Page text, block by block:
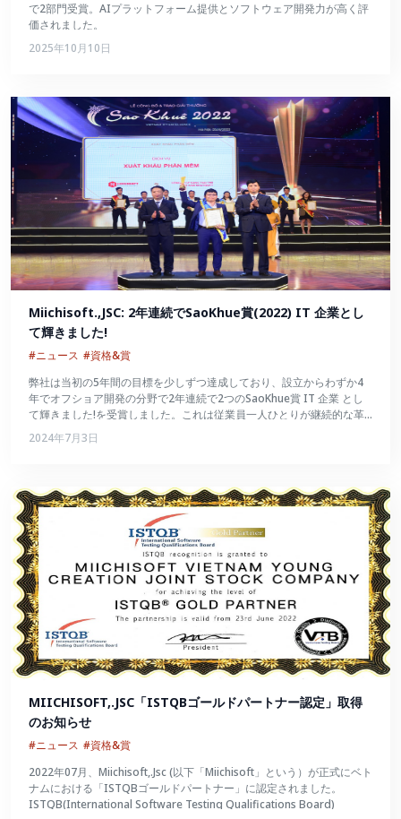
で2部門受賞。AIプラットフォーム提供とソフトウェア開発力が高く評
価されました。
2025年10月10日
Miichisoft.,JSC: 2年連続でSaoKhue賞(2022) IT 企業とし
て輝きました!
#ニュース #資格&賞
弊社は当初の5年間の目標を少しずつ達成しており、設立からわずか4
年でオフショア開発の分野で2年連続で2つのSaoKhue賞 IT 企業 とし
て輝きました!を受賞しました。これは従業員一人ひとりが継続的な革
新を続け、数々の試練を切り抜けて大きく成長したことの証でもあるで
しょう。
2024年7月3日
MIICHISOFT,.JSC「ISTQBゴールドパートナー認定」取得
のお知らせ
#ニュース #資格&賞
2022年07月、Miichisoft,.Jsc (以下「Miichisoft」という）が正式にベト
ナムにおける「ISTQBゴールドパートナー」に認定されました。
ISTQB(International Software Testing Qualifications Board)